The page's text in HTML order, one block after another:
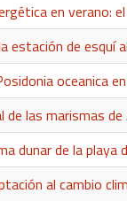
en verano:
estación de esquí
oceanica
de las marismas
dunar de la playa
al cambio